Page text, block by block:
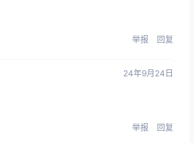
举报 回复
24年9月24日
举报 回复